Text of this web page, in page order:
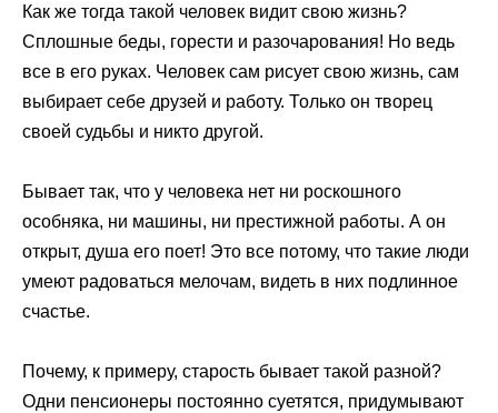
Как же тогда такой человек видит свою жизнь?
Сплошные беды, горести и разочарования! Но ведь
все в его руках. Человек сам рисует свою жизнь, сам
выбирает себе друзей и работу. Только он творец
своей судьбы и никто другой.
Бывает так, что у человека нет ни роскошного
особняка, ни машины, ни престижной работы. А он
открыт, душа его поет! Это все потому, что такие люди
умеют радоваться мелочам, видеть в них подлинное
счастье.
Почему, к примеру, старость бывает такой разной?
Одни пенсионеры постоянно суетятся, придумывают